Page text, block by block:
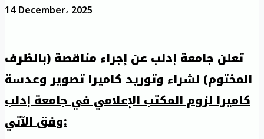
14 December، 2025
تعلن جامعة إدلب عن إجراء مناقصة (بالظرف
المختوم) لشراء وتوريد كاميرا تصوير وعدسة
كاميرا لزوم المكتب الإعلامي في جامعة إدلب
وفق الآتي: